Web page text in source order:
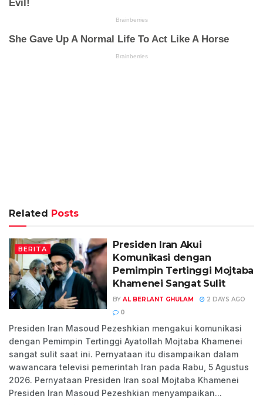
Related Posts
BERITA
Presiden Iran Akui
Komunikasi dengan
Pemimpin Tertinggi Mojtaba
Khamenei Sangat Sulit
BY AL BERLANT GHULAM
2 DAYS AGO
0
Presiden Iran Masoud Pezeshkian mengakui komunikasi
dengan Pemimpin Tertinggi Ayatollah Mojtaba Khamenei
sangat sulit saat ini. Pernyataan itu disampaikan dalam
wawancara televisi pemerintah Iran pada Rabu, 5 Agustus
2026. Pernyataan Presiden Iran soal Mojtaba Khamenei
Presiden Iran Masoud Pezeshkian menyampaikan...